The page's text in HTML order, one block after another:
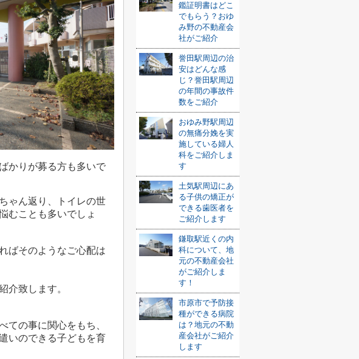
かりが募る方も多いで
ゃん返り、トイレの世
むことも多いでしょ
ばそのようなご心配は
介致します。
ての事に関心をもち、
いのできる子どもを育
鑑証明書はどこ
でもらう？おゆ
み野の不動産会
社がご紹介
誉田駅周辺の治
安はどんな感
じ？誉田駅周辺
の年間の事故件
数をご紹介
おゆみ野駅周辺
の無痛分娩を実
施している婦人
科をご紹介しま
す
土気駅周辺にあ
る子供の矯正が
できる歯医者を
ご紹介します
鎌取駅近くの内
科について、地
元の不動産会社
がご紹介しま
す！
市原市で予防接
種ができる病院
は？地元の不動
産会社がご紹介
します